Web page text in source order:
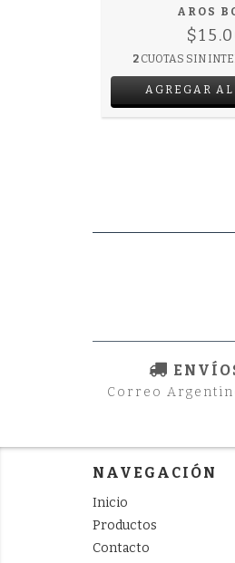
AROS
2 CUOTAS SIN
AGREGAR
Correo
NAVEGACIÓN
Inicio
Productos
Contacto